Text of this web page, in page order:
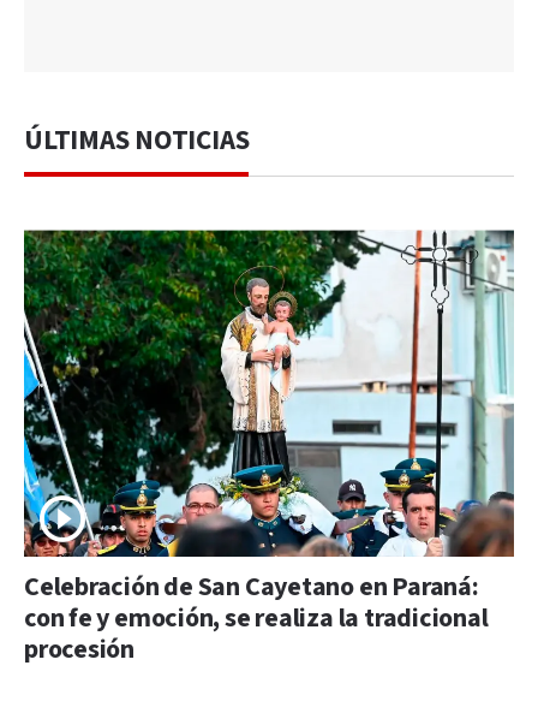
ÚLTIMAS NOTICIAS
Celebración de San Cayetano en Paraná:
con fe y emoción, se realiza la tradicional
procesión